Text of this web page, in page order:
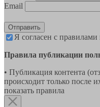
Email
Отправить
Я согласен с
Правила публикации
• Публикация контента
происходит только после
показать правила